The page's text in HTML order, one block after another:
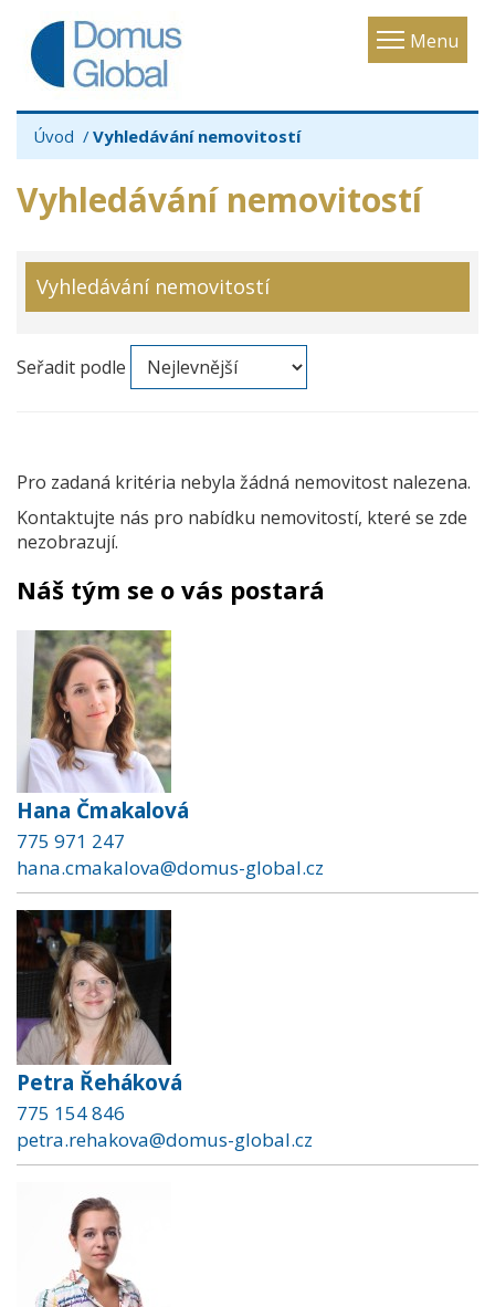
Menu
Toggle
Úvod Vyhledávání nemovitostí
Vyhledávání nemovitostí
Vyhledávání nemovitostí
Seřadit podle
Pro zadaná kritéria nebyla žádná nemovitost nalezena.
Kontaktujte nás pro nabídku nemovitostí, které se zde
nezobrazují.
Náš tým se o vás postará
Hana Čmakalová
775 971 247
hana.cmakalova@domus-global.cz
Petra Řeháková
775 154 846
petra.rehakova@domus-global.cz